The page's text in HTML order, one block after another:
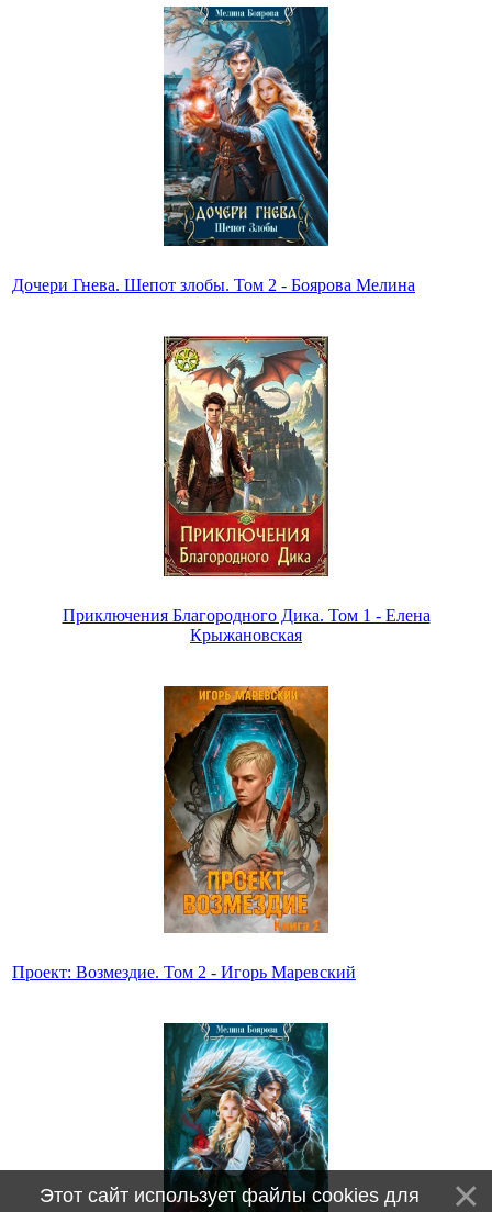
Дочери Гнева. Шепот злобы. Том 2 - Боярова Мелина
Приключения Благородного Дика. Том 1 - Елена
Крыжановская
Проект: Возмездие. Том 2 - Игорь Маревский
Этот сайт использует файлы cookies для